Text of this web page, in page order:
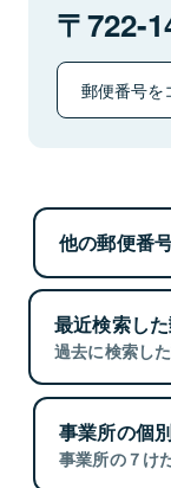
722-
郵便番号を
他の郵便番
最近検索し
過去に検索し
事業所の個
事業所の７け